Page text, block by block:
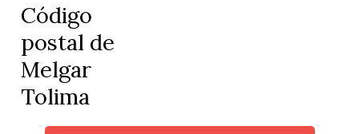
Código
postal de
Melgar
Tolima